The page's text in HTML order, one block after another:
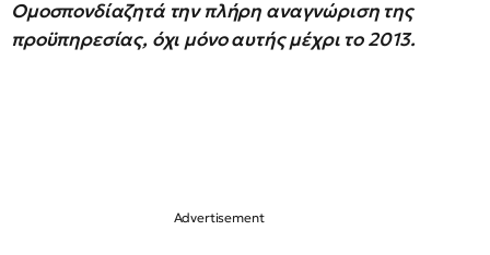
Ομοσπονδίαζητά την πλήρη αναγνώριση της
προϋπηρεσίας, όχι μόνο αυτής μέχρι το 2013.